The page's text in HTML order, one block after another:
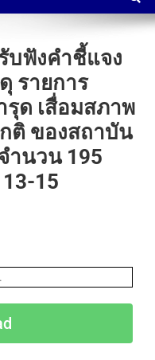
บฟังคำชี้แจง
รายการ
ด เสื่อมสภาพ
ติ ของสถาบัน
ำนวน 195
15